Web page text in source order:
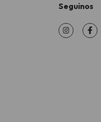
Seguinos